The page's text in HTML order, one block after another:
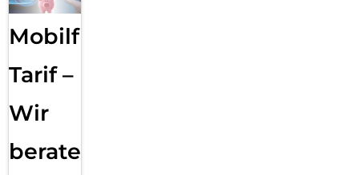
Mobilfunk
Tarif –
Wir
beraten